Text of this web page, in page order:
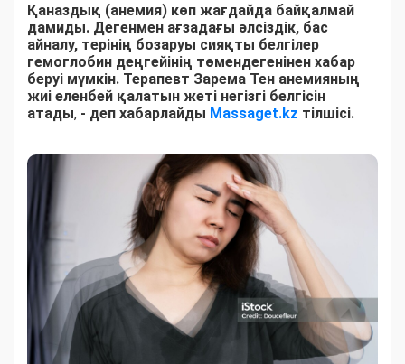
Қаназдық (анемия) көп жағдайда байқалмай
дамиды. Дегенмен ағзадағы әлсіздік, бас
айналу, терінің бозаруы сияқты белгілер
гемоглобин деңгейінің төмендегенінен хабар
беруі мүмкін. Терапевт Зарема Тен анемияның
жиі еленбей қалатын жеті негізгі белгісін
атады, - деп хабарлайды Massaget.kz тілшісі.